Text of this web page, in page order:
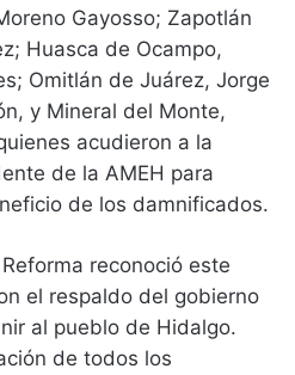
Gayosso; Zapotlán
Huasca de Ocampo,
Omitlán de Juárez, Jorge
y Mineral del Monte,
acudieron a la
de la AMEH para
de los damnificados.
reconoció este
el respaldo del gobierno
al pueblo de Hidalgo.
de todos los